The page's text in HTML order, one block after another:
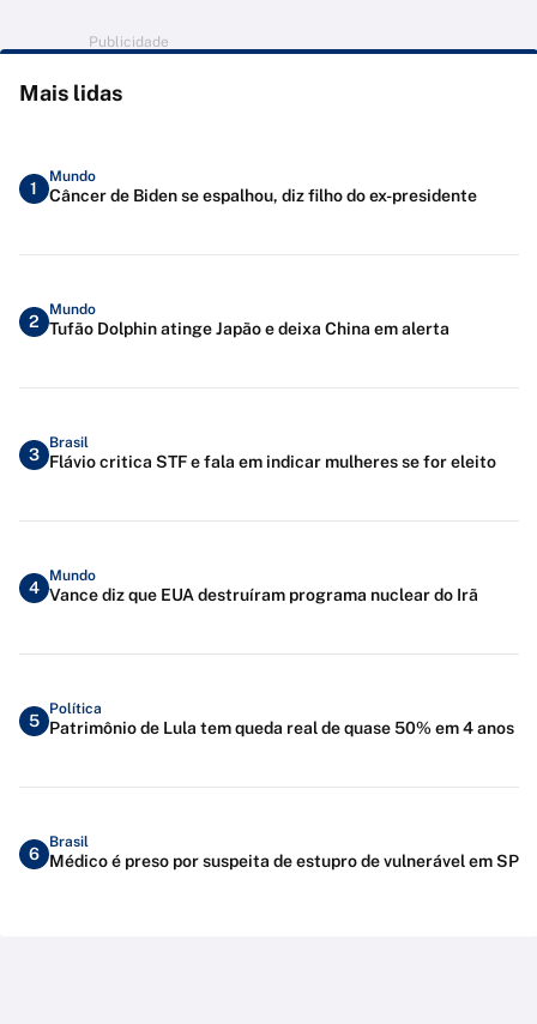
Publicidade
Mais lidas
1
Mundo
Câncer de Biden se espalhou, diz filho do ex-presidente
2
Mundo
Tufão Dolphin atinge Japão e deixa China em alerta
3
Brasil
Flávio critica STF e fala em indicar mulheres se for eleito
4
Mundo
Vance diz que EUA destruíram programa nuclear do Irã
5
Política
Patrimônio de Lula tem queda real de quase 50% em 4 anos
6
Brasil
Médico é preso por suspeita de estupro de vulnerável em SP